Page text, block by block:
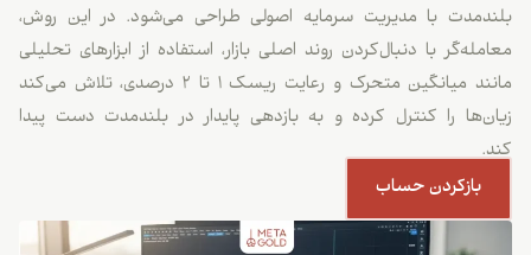
بلندمدت با مدیریت سرمایه اصولی طراحی می‌شود. در این روش،
معامله‌گر با دنبال‌کردن روند اصلی بازار، استفاده از ابزارهای تحلیلی
مانند میانگین متحرک و رعایت ریسک ۱ تا ۲ درصدی، تلاش می‌کند
زیان‌ها را کنترل کرده و به بازدهی پایدار در بلندمدت دست پیدا
کند.
بازکردن حساب